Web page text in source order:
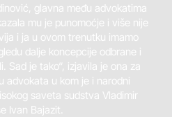
glavna među advokatima
mu je punomoćje i više nije
i ja u ovom trenutku imamo
dalje koncepcije odbrane i
Sad je tako“, izjavila je ona za
advokata u kom je i narodni
saveta sudstva Vladimir
Ivan Bajazit.